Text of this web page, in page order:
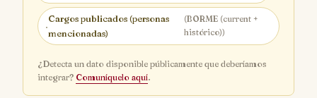
·
Cargos publicados (personas
mencionadas)
(BORME (current +
histórico))
¿Detecta un dato disponible públicamente que deberíamos
integrar? Comuníquelo aquí.